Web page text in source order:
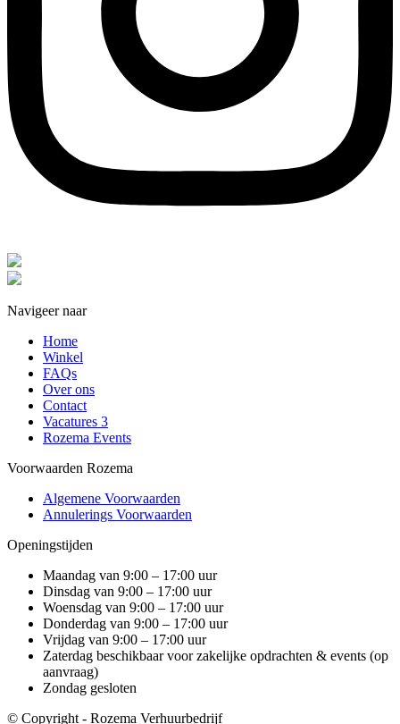
Navigeer naar
Home
Winkel
FAQs
Over ons
Contact
Vacatures 3
Rozema Events
Voorwaarden Rozema
Algemene Voorwaarden
Annulerings Voorwaarden
Openingstijden
Maandag van 9:00 – 17:00 uur
Dinsdag van 9:00 – 17:00 uur
Woensdag van 9:00 – 17:00 uur
Donderdag van 9:00 – 17:00 uur
Vrijdag van 9:00 – 17:00 uur
Zaterdag beschikbaar voor zakelijke opdrachten & events (op
aanvraag)
Zondag gesloten
© Copyright - Rozema Verhuurbedrijf